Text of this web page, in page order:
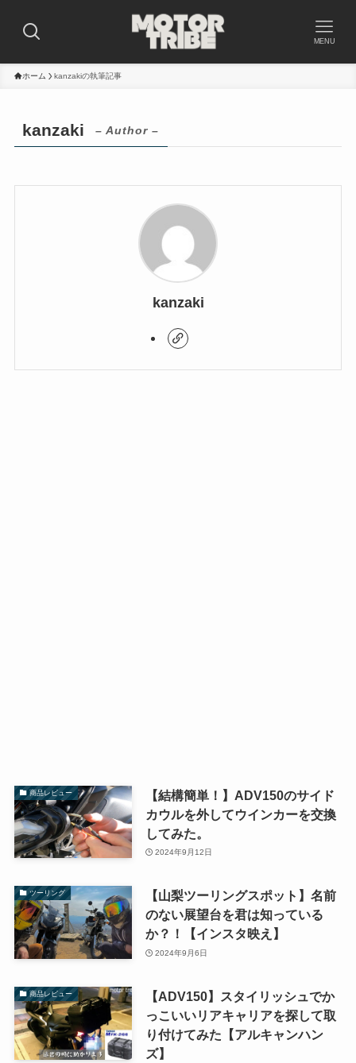
MENU
ホーム kanzakiの執筆記事
kanzaki – Author –
kanzaki
商品レビュー
【結構簡単！】ADV150のサイド
カウルを外してウインカーを交換
してみた。
2024年9月12日
ツーリング
【山梨ツーリングスポット】名前
のない展望台を君は知っている
か？！【インスタ映え】
2024年9月6日
商品レビュー
【ADV150】スタイリッシュでか
っこいいリアキャリアを探して取
り付けてみた【アルキャンハン
ズ】